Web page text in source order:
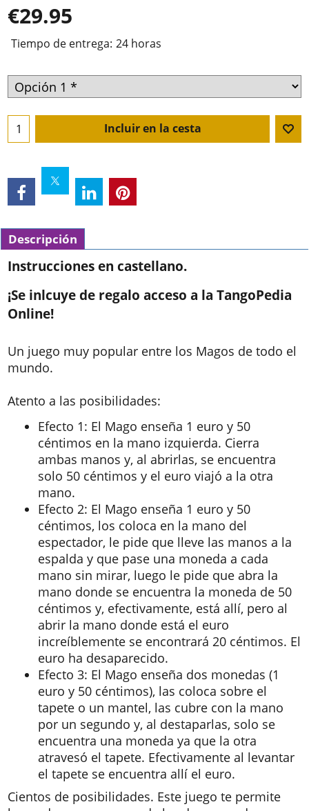
€29.95
Tiempo de entrega: 24 horas
Incluir en la cesta
Descripción
Instrucciones en castellano.
¡Se inlcuye de regalo acceso a la TangoPedia
Online!
Un juego muy popular entre los Magos de todo el
mundo.
Atento a las posibilidades:
Efecto 1: El Mago enseña 1 euro y 50
céntimos en la mano izquierda. Cierra
ambas manos y, al abrirlas, se encuentra
solo 50 céntimos y el euro viajó a la otra
mano.
Efecto 2: El Mago enseña 1 euro y 50
céntimos, los coloca en la mano del
espectador, le pide que lleve las manos a la
espalda y que pase una moneda a cada
mano sin mirar, luego le pide que abra la
mano donde se encuentra la moneda de 50
céntimos y, efectivamente, está allí, pero al
abrir la mano donde está el euro
increíblemente se encontrará 20 céntimos. El
euro ha desaparecido.
Efecto 3: El Mago enseña dos monedas (1
euro y 50 céntimos), las coloca sobre el
tapete o un mantel, las cubre con la mano
por un segundo y, al destaparlas, solo se
encuentra una moneda ya que la otra
atravesó el tapete. Efectivamente al levantar
el tapete se encuentra allí el euro.
Cientos de posibilidades. Este juego te permite